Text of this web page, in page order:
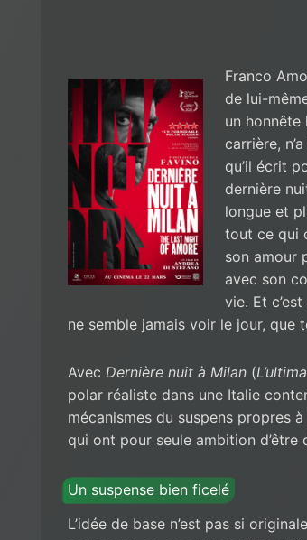
Franco
de lui-
un honnête
carrière,
qu’il écrit
dernière
longue et
tout ce qui
son amour
avec son
vie. Et
ne semble jamais voir le jour, que
Avec Dernière nuit à Milan (
polar réaliste dans une Italie
mécanismes du suspens propres
qui ont pour seule ambition d’être
Un suspense bien ficelé
L’idée de base n’est pas si